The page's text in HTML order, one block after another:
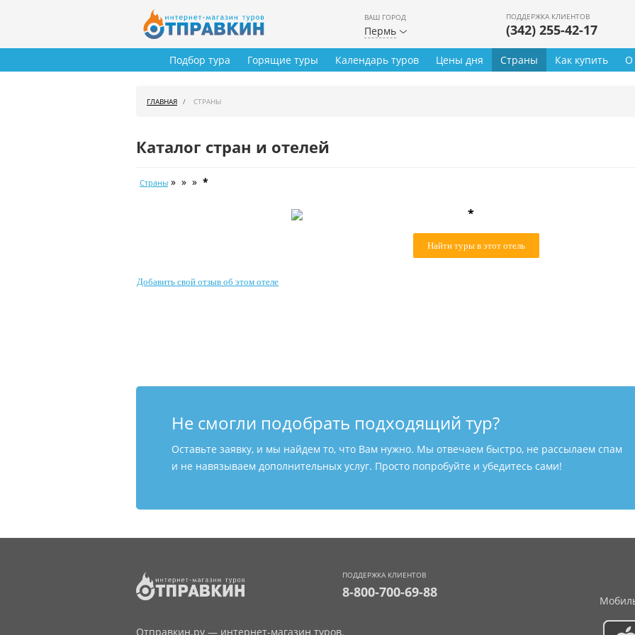
ВАШ ГОРОД
Пермь
ПОДДЕРЖКА КЛИЕНТОВ
(342) 255-42-17
Подбор тура Горящие туры Календарь туров Цены дня Страны Как купить О
ГЛАВНАЯ СТРАНЫ
Каталог стран и отелей
Страны » » » *
*
Найти туры в этот отель
Добавить свой отзыв об этом отеле
Не смогли подобрать подходящий тур?
Оставьте заявку, и мы найдем то, что Вам нужно. Мы отвечаем быстро, не рассылаем спам
и не навязываем дополнительных услуг. Просто попробуйте и убедитесь сами!
ПОДДЕРЖКА КЛИЕНТОВ
8-800-700-69-88
Отправкин.ру — интернет-магазин туров.